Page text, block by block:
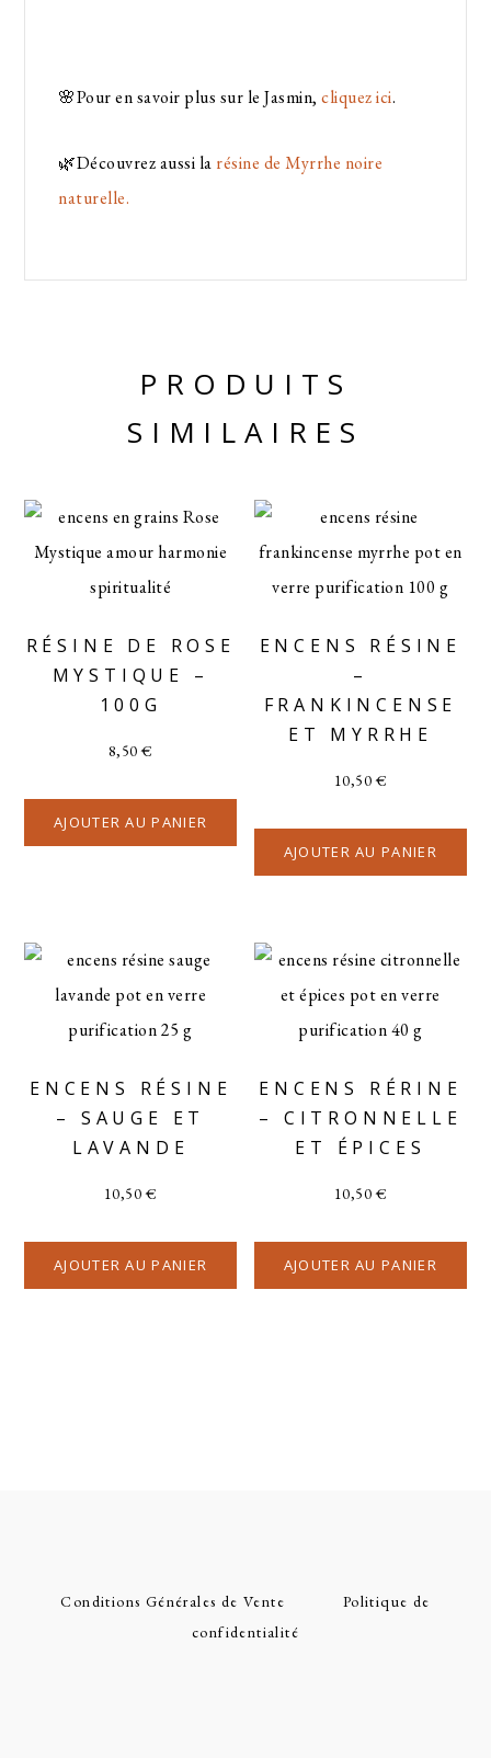
🌸Pour en savoir plus sur le Jasmin,cliquez ici.
🌿Découvrez aussi la résine de Myrrhe noire
naturelle.
PRODUITS
SIMILAIRES
RÉSINE DE ROSE
MYSTIQUE –
100G
8,50€
AJOUTER AU PANIER
ENCENS RÉSINE
–
FRANKINCENSE
ET MYRRHE
10,50€
AJOUTER AU PANIER
ENCENS RÉSINE
– SAUGE ET
LAVANDE
10,50€
AJOUTER AU PANIER
ENCENS RÉRINE
– CITRONNELLE
ET ÉPICES
10,50€
AJOUTER AU PANIER
Conditions Générales de Vente
Politique de
confidentialité